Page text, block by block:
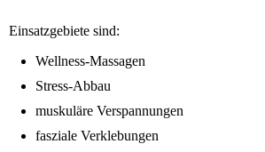
Einsatzgebiete sind:
Wellness-Massagen
Stress-Abbau
muskuläre Verspannungen
fasziale Verklebungen